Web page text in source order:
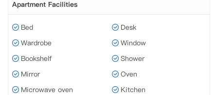
Apartment Facilities
Bed
Desk
Wardrobe
Window
Bookshelf
Shower
Mirror
Oven
Microwave oven
Kitchen